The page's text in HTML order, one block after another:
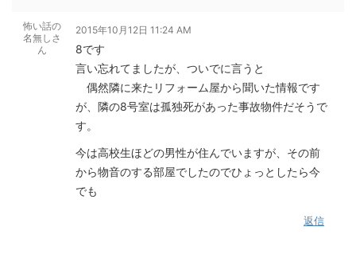
怖い話の
名無しさ
ん
2015年10月12日 11:24 AM
8です
言い忘れてましたが、ついでに言うと
偶然隣に来たリフォーム屋から聞いた情報です
が、隣の8号室は孤独死があった事故物件だそうで
す。
今は高校生ほどの男性が住んでいますが、その前
から物音のする部屋でしたのでひょっとしたら今
でも
返信